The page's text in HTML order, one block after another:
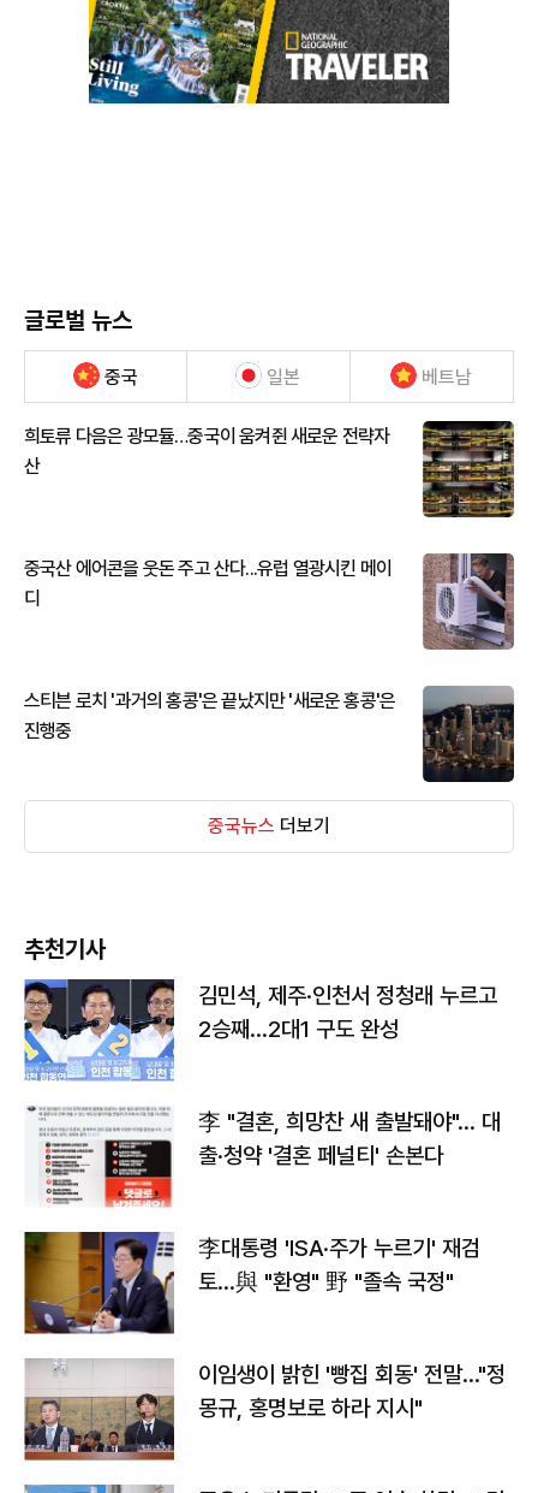
글로벌 뉴스
중국 일본 베트남
희토류 다음은 광모듈…중국이 움켜쥔 새로운 전략자
산
중국산 에어콘을 웃돈 주고 산다...유럽 열광시킨 메이
디
스티븐 로치 '과거의 홍콩'은 끝났지만 '새로운 홍콩'은
진행중
중국뉴스 더보기
추천기사
김민석, 제주·인천서 정청래 누르고
2승째…2대1 구도 완성
李 "결혼, 희망찬 새 출발돼야"… 대
출·청약 '결혼 페널티' 손본다
李대통령 'ISA·주가 누르기' 재검
토…與 "환영" 野 "졸속 국정"
이임생이 밝힌 '빵집 회동' 전말…"정
몽규, 홍명보로 하라 지시"